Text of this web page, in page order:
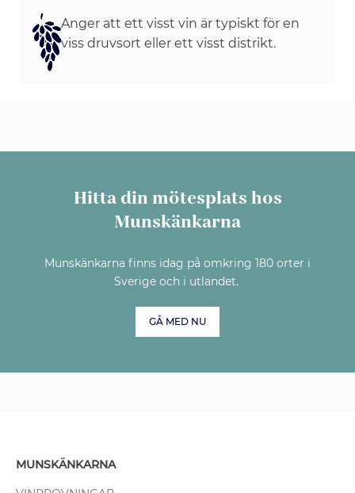
Anger att ett visst vin är typiskt för en
viss druvsort eller ett visst distrikt.
Hitta din mötesplats hos
Munskänkarna
Munskänkarna finns idag på omkring 180 orter i
Sverige och i utlandet.
GÅ MED NU
MUNSKÄNKARNA